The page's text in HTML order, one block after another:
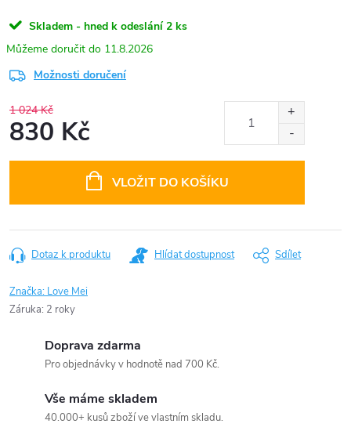
Skladem - hned k odeslání 2 ks
11.8.2026
Možnosti doručení
1 024 Kč
830 Kč
VLOŽIT DO KOŠÍKU
Dotaz k produktu Hlídat dostupnost Sdílet
Značka: Love Mei
Záruka: 2 roky
Doprava zdarma
Pro objednávky v hodnotě nad 700 Kč.
Vše máme skladem
40.000+ kusů zboží ve vlastním skladu.